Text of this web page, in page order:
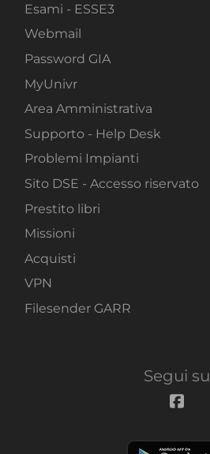
Esami - ESSE3
Webmail
Password GIA
MyUnivr
Area Amministrativa
Supporto - Help Desk
Problemi Impianti
Sito DSE - Accesso riservato
Prestito libri
Missioni
Acquisti
VPN
Filesender GARR
Segui su